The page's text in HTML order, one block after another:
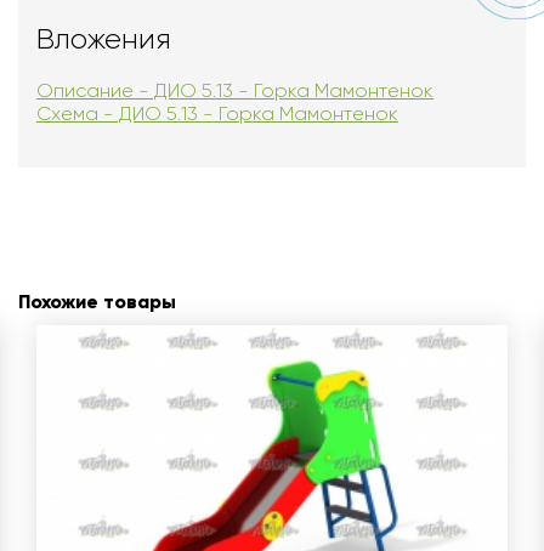
Вложения
Описание - ДИО 5.13 - Горка Мамонтенок
Схема - ДИО 5.13 - Горка Мамонтенок
Похожие товары